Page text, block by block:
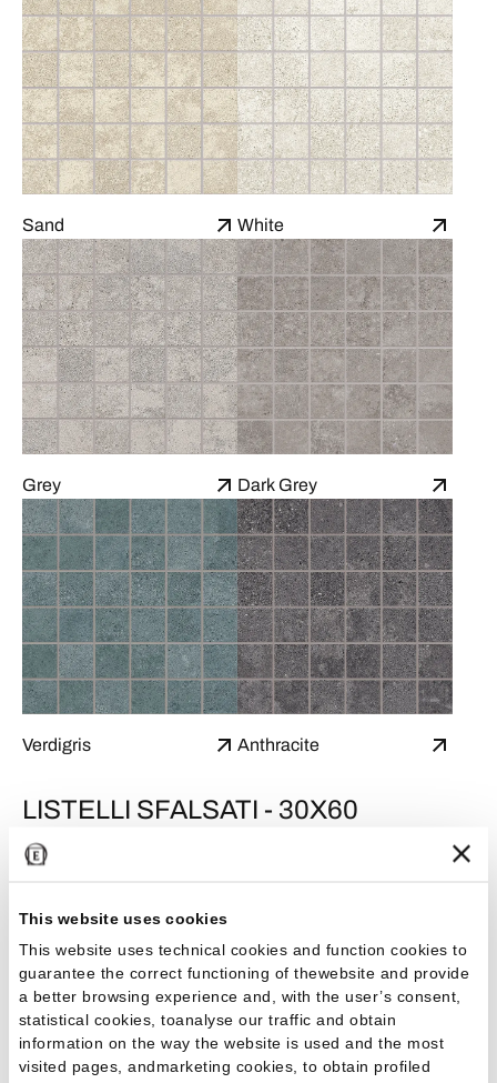
This website uses cookies
This website uses technical cookies and function cookies to
guarantee the correct functioning of thewebsite and provide
a better browsing experience and, with the user’s consent,
statistical cookies, toanalyse our traffic and obtain
information on the way the website is used and the most
visited pages, andmarketing cookies, to obtain profiled
Sand White
Grey Dark Grey
Verdigris Anthracite
LISTELLI SFALSATI - 30X60
Sand White